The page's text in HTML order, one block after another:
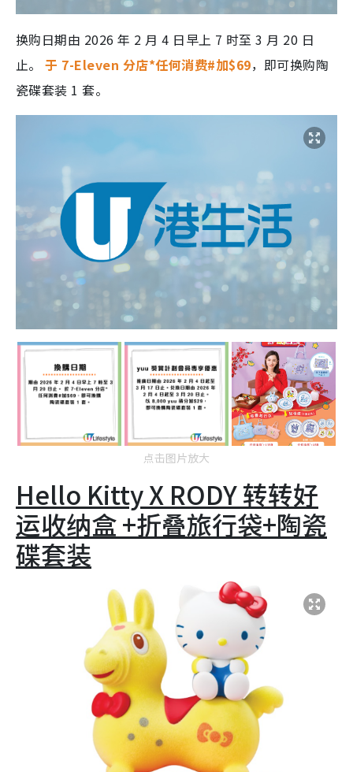
换购日期由 2026 年 2 月 4 日早上 7 时至 3 月 20 日
止。于 7-Eleven 分店*任何消费#加$69，即可换购陶
瓷碟套装 1 套。
点击图片放大
Hello Kitty X RODY 转转好
运收纳盒 +折叠旅行袋+陶瓷
碟套装